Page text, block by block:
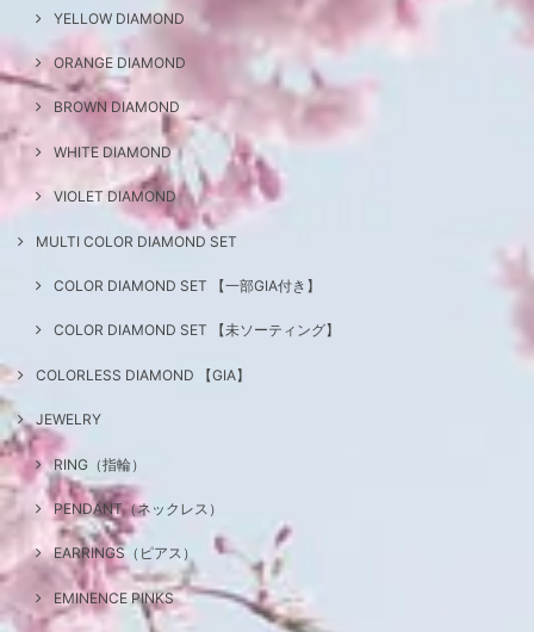
YELLOW DIAMOND
ORANGE DIAMOND
BROWN DIAMOND
WHITE DIAMOND
VIOLET DIAMOND
MULTI COLOR DIAMOND SET
COLOR DIAMOND SET 【一部GIA付き】
COLOR DIAMOND SET 【未ソーティング】
COLORLESS DIAMOND 【GIA】
JEWELRY
RING（指輪）
PENDANT（ネックレス）
EARRINGS（ピアス）
EMINENCE PINKS